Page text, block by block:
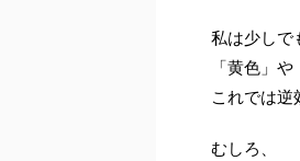
私は少しで
「黄色」
これでは逆
むしろ、